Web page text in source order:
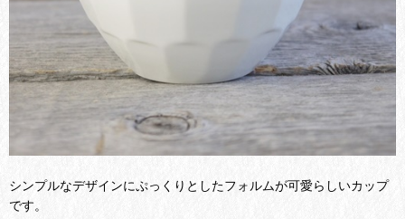
シンプルなデザインにぷっくりとしたフォルムが可愛らしいカップ
です。